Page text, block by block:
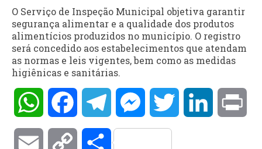
O Serviço de Inspeção Municipal objetiva garantir
segurança alimentar e a qualidade dos produtos
alimentícios produzidos no município. O registro
será concedido aos estabelecimentos que atendam
as normas e leis vigentes, bem como as medidas
higiênicas e sanitárias.
WhatsAppFacebookTelegramMessengerTwitter LinkedIn
Email Copy Compartilhar